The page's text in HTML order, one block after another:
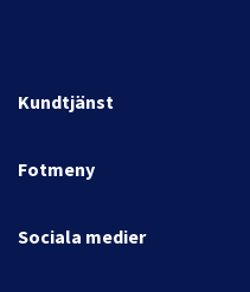
Kundtjänst
Fotmeny
Sociala medier